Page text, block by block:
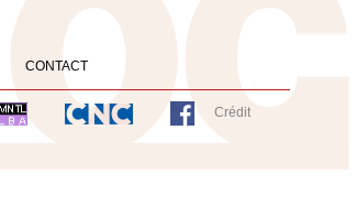
CONTACT
Crédit